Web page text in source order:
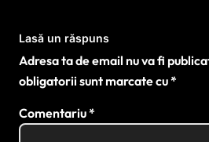
Lasă un răspuns
Adresa ta de email nu va fi
obligatorii sunt marcate cu*
Comentariu*